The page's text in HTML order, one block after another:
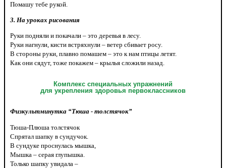
Помашу тебе рукой.
3. На уроках рисования
Руки подняли и покачали – это деревья в лесу.
Руки нагнули, кисти встряхнули – ветер сбивает росу.
В стороны руки, плавно помашем – это к нам птицы летят.
Как они сядут, тоже покажем – крылья сложили назад.
Комплекс специальных упражнений
для укрепления здоровья первоклассников
Физкультминутка “Тюша - толстячок”
Тюша-Плюша толстячок
Спрятал шапку в сундучок.
В сундуке проснулась мышка,
Мышка – серая глупышка.
Только шапку увидала –